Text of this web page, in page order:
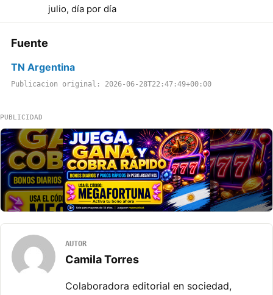
julio, día por día
Fuente
TN Argentina
Publicacion original: 2026-06-28T22:47:49+00:00
PUBLICIDAD
AUTOR
Camila Torres
Colaboradora editorial en sociedad,